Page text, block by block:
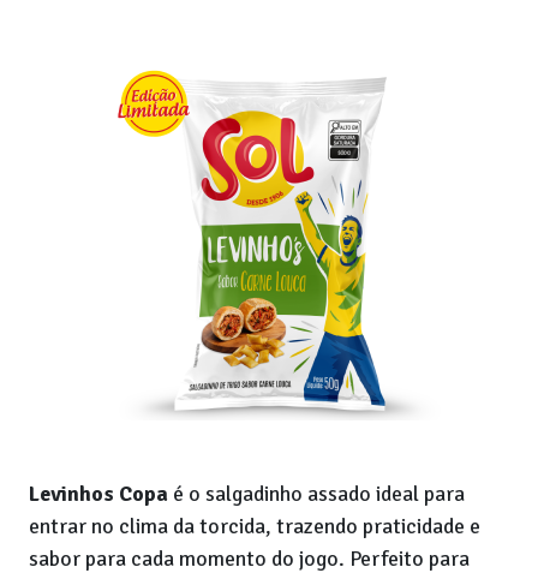
Levinhos Copa é o salgadinho assado ideal para
entrar no clima da torcida, trazendo praticidade e
sabor para cada momento do jogo. Perfeito para